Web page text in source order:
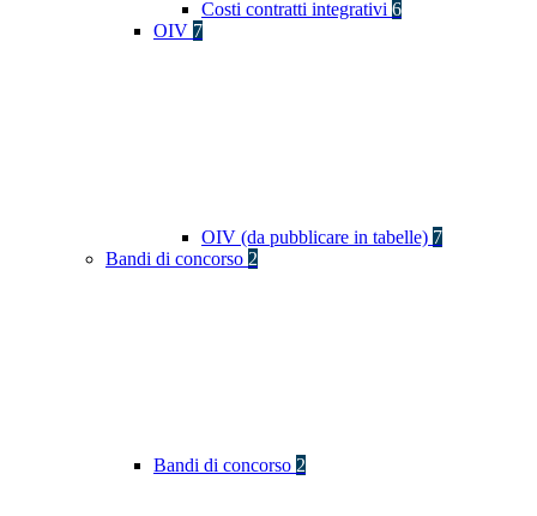
Costi contratti integrativi 6
OIV 7
OIV (da pubblicare in tabelle) 7
Bandi di concorso 2
Bandi di concorso 2